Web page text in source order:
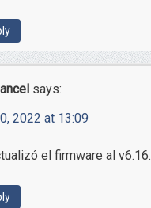
says:
2022 at 13:09
el firmware al v6.16.